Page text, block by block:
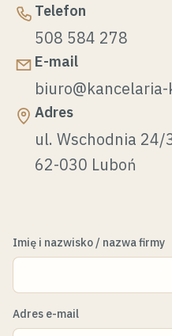
Telefon
508 584 278
E-mail
Adres
ul. Wschodnia 24/
62-030 Luboń
Imię i nazwisko / nazwa firmy
Adres e-mail